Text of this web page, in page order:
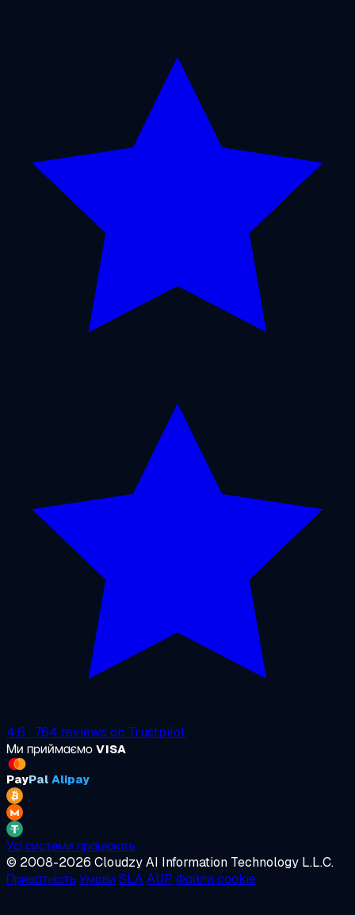
4.6 · 764 reviews on Trustpilot
Ми приймаємо VISA
PayPal Alipay
Усі системи працюють
© 2008-2026 Cloudzy AI Information Technology L.L.C.
ПриватністьУмови SLAAUP Файли cookie